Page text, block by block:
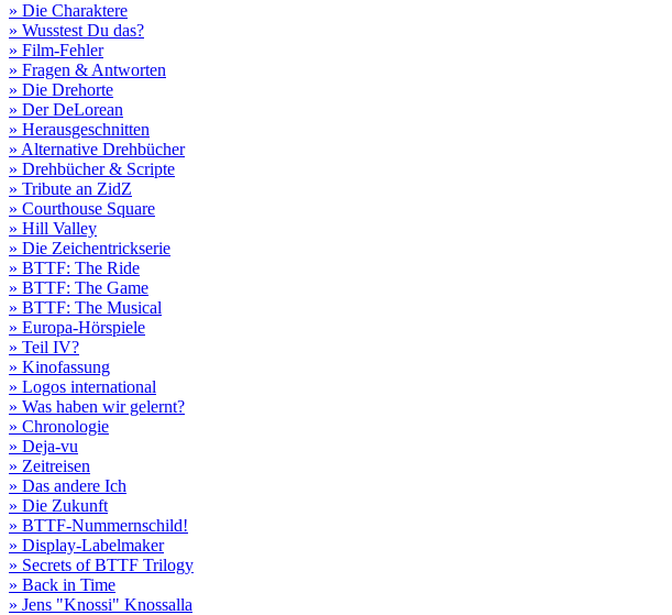
» Die Charaktere
» Wusstest Du das?
» Film-Fehler
» Fragen & Antworten
» Die Drehorte
» Der DeLorean
» Herausgeschnitten
» Alternative Drehbücher
» Drehbücher & Scripte
» Tribute an ZidZ
» Courthouse Square
» Hill Valley
» Die Zeichentrickserie
» BTTF: The Ride
» BTTF: The Game
» BTTF: The Musical
» Europa-Hörspiele
» Teil IV?
» Kinofassung
» Logos international
» Was haben wir gelernt?
» Chronologie
» Deja-vu
» Zeitreisen
» Das andere Ich
» Die Zukunft
» BTTF-Nummernschild!
» Display-Labelmaker
» Secrets of BTTF Trilogy
» Back in Time
» Jens "Knossi" Knossalla